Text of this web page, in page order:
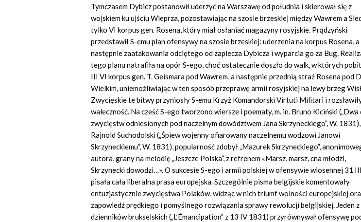
Tymczasem Dybicz postanowił uderzyć na Warszawę od południa i skierował się z
wojskiem ku ujściu Wieprza, pozostawiając na szosie brzeskiej między Wawrem a
tylko VI korpus gen. Rosena, który miał osłaniać magazyny rosyjskie. Prądzyński
przedstawił S-emu plan ofensywy na szosie brzeskiej: uderzenia na korpus Rosena, a
następnie zaatakowania odciętego od zaplecza Dybicza i wyparcia go za Bug.
tego planu natrafiła na opór S-ego, choć ostatecznie doszło do walk, w których
III VI korpus gen. T. Geismara pod Wawrem, a następnie przednią straż Rosena pod
Wielkim, uniemożliwiając w ten sposób przeprawę armii rosyjskiej na lewy brzeg
Zwycięskie te bitwy przyniosły S-emu Krzyż Komandorski Virtuti Militari i
waleczność. Na cześć S-ego tworzono wiersze i poematy, m. in. Bruno Kiciński („Dwa
zwycięstw odniesionych pod naczelnym dowództwem Jana Skrzyneckiego”, W. 1831),
Rajnold Suchodolski („Śpiew wojenny ofiarowany naczelnemu wodzowi Janowi
Skrzyneckiemu”, W. 1831), popularność zdobył „Mazurek Skrzyneckiego”,
autora, grany na melodię „Jeszcze Polska”, z refrenem «Marsz, marsz, cna młodzi,
Skrzynecki dowodzi…». O sukcesie S-ego i armii polskiej w ofensywie wiosennej 31
pisała cała liberalna prasa europejska. Szczególnie pisma belgijskie komentowały
entuzjastycznie zwycięstwa Polaków, widząc w nich triumf wolności europejskiej
zapowiedź prędkiego i pomyślnego rozwiązania sprawy rewolucji belgijskiej. Jeden z
dzienników brukselskich („L’Émancipation” z 13 IV 1831) przyrównywał ofensywę